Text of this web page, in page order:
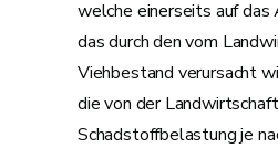
welche einerseits auf das
das durch den vom
Viehbestand verursacht
die von der
Schadstoffbelastung je